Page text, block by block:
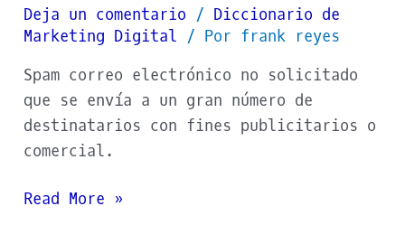
Deja un comentario / Diccionario de
Marketing Digital / Por frank reyes
Spam correo electrónico no solicitado
que se envía a un gran número de
destinatarios con fines publicitarios o
comercial.
Spam
Read More »